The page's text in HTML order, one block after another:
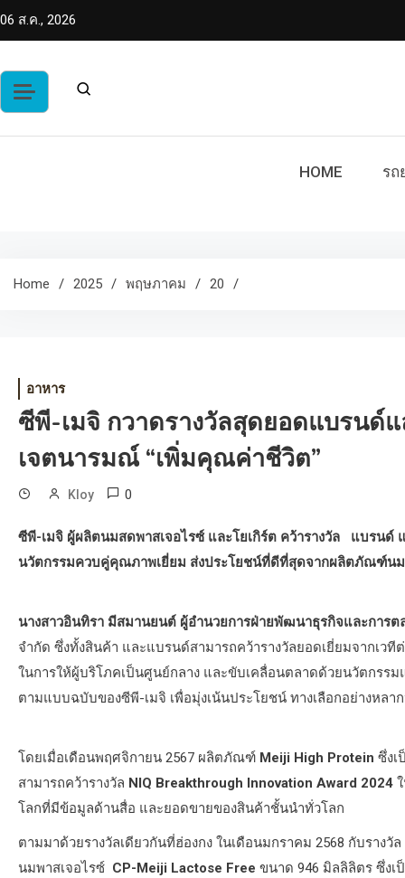
Skip
06 ส.ค., 2026
HOME ร
Home 2025 พฤษภาคม 20
อาหาร
ซีพี-เมจิ กวาดรางวัลสุดยอดแบรน
เจตนารมณ์ “เพิ่มคุณค่าชีวิต”
Kloy 0
ซีพี-เมจิ ผู้ผลิตนมสดพาสเจอไรซ์ และโยเกิร์ต คว้ารางวัล
แบรนด์
นวัตกรรมควบคู่คุณภาพเยี่ยม ส่งประโยชน์ที่ดีที่สุดจากผลิตภัณฑ์น
นางสาวอินทิรา มีสมานยนต์ ผู้อำนวยการฝ่ายพัฒนาธุรกิจและการ
จำกัด ซึ่งทั้งสินค้า และแบรนด์สามารถคว้ารางวัลยอดเยี่ยมจากเว
ในการให้ผู้บริโภคเป็นศูนย์กลาง และขับเคลื่อนตลาดด้วยนวัตกร
ตามแบบฉบับของซีพี-เมจิ เพื่อมุ่งเน้นประโยชน์ ทางเลือกอย่างหล
โดยเมื่อเดือนพฤศจิกายน 2567 ผลิตภัณฑ์ Meiji High Protein ซึ่ง
สามารถคว้ารางวัล NIQ Breakthrough Innovation Award 2024
โลกที่มีข้อมูลด้านสื่อ และยอดขายของสินค้าชั้นนำทั่วโลก
ตามมาด้วยรางวัลเดียวกันที่ฮ่องกง ในเดือนมกราคม 2568 กับรางวัล
นมพาสเจอไรซ์ CP-Meiji Lactose Free ขนาด 946 มิลลิลิตร ซึ่งเ